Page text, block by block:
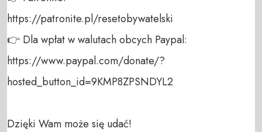
https://patronite.pl/resetobywatelski
👉 Dla wpłat w walutach obcych Paypal:
https://www.paypal.com/donate/?
hosted_button_id=9KMP8ZPSNDYL2
Dzięki Wam może się udać!